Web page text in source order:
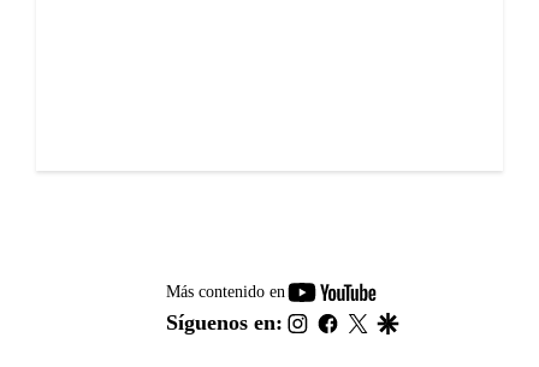
Más contenido en
youtube-
footer
Síguenos en: instagram
facebook
twitter